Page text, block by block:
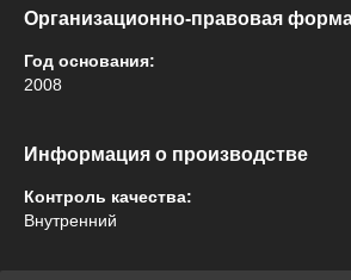
Организационно-правовая
Год основания:
2008
Информация о производстве
Контроль качества:
Внутренний